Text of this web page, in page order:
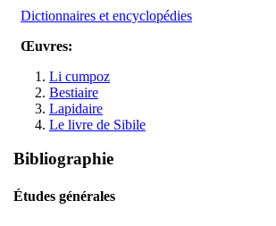
Dictionnaires et encyclopédies
Œuvres:
Li cumpoz
Bestiaire
Lapidaire
Le livre de Sibile
Bibliographie
Études générales